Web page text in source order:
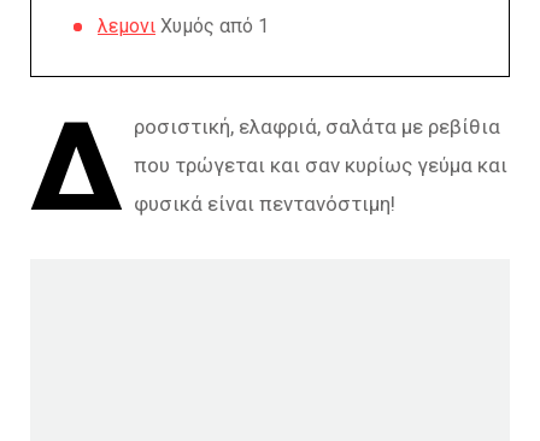
λεμονι Χυμός από 1
Δ ροσιστική, ελαφριά, σαλάτα με ρεβίθια
που τρώγεται και σαν κυρίως γεύμα και
φυσικά είναι πεντανόστιμη!